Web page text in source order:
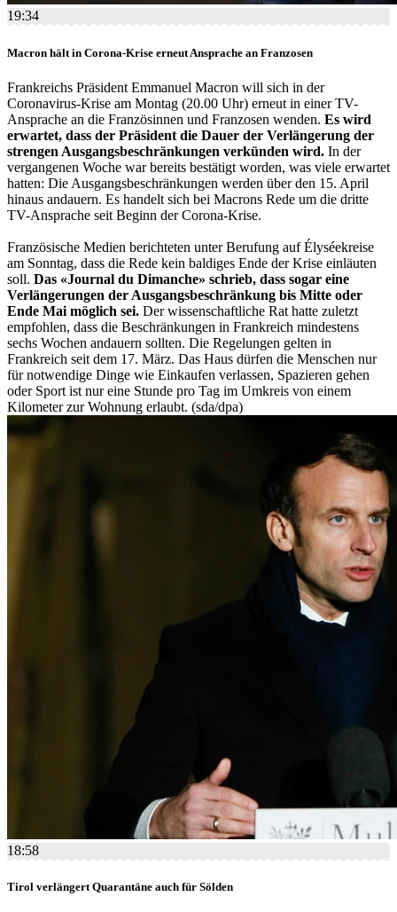
19:34
Macron hält in Corona-Krise erneut Ansprache an Franzosen
Frankreichs Präsident Emmanuel Macron will sich in der
Coronavirus-Krise am Montag (20.00 Uhr) erneut in einer TV-
Ansprache an die Französinnen und Franzosen wenden. Es wird
erwartet, dass der Präsident die Dauer der Verlängerung der
strengen Ausgangsbeschränkungen verkünden wird. In der
vergangenen Woche war bereits bestätigt worden, was viele erwartet
hatten: Die Ausgangsbeschränkungen werden über den 15. April
hinaus andauern. Es handelt sich bei Macrons Rede um die dritte
TV-Ansprache seit Beginn der Corona-Krise.
Französische Medien berichteten unter Berufung auf Élyséekreise
am Sonntag, dass die Rede kein baldiges Ende der Krise einläuten
soll. Das «Journal du Dimanche» schrieb, dass sogar eine
Verlängerungen der Ausgangsbeschränkung bis Mitte oder
Ende Mai möglich sei. Der wissenschaftliche Rat hatte zuletzt
empfohlen, dass die Beschränkungen in Frankreich mindestens
sechs Wochen andauern sollten. Die Regelungen gelten in
Frankreich seit dem 17. März. Das Haus dürfen die Menschen nur
für notwendige Dinge wie Einkaufen verlassen, Spazieren gehen
oder Sport ist nur eine Stunde pro Tag im Umkreis von einem
Kilometer zur Wohnung erlaubt. (sda/dpa)
18:58
Tirol verlängert Quarantäne auch für Sölden